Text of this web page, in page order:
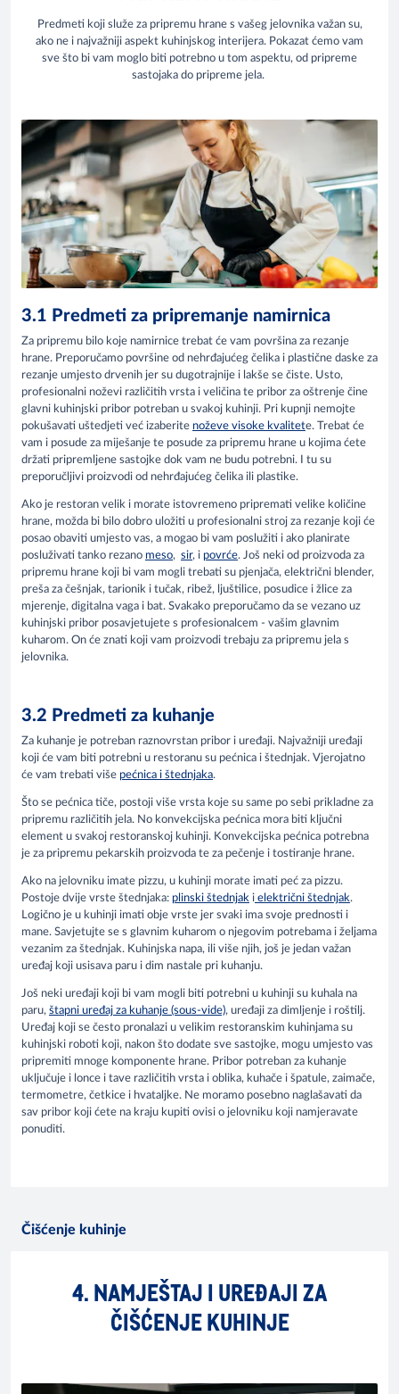
Predmeti koji služe za pripremu hrane s vašeg jelovnika važan su,
ako ne i najvažniji aspekt kuhinjskog interijera. Pokazat ćemo vam
sve što bi vam moglo biti potrebno u tom aspektu, od pripreme
sastojaka do pripreme jela.
3.1 Predmeti za pripremanje namirnica
Za pripremu bilo koje namirnice trebat će vam površina za rezanje
hrane. Preporučamo površine od nehrđajućeg čelika i plastične daske za
rezanje umjesto drvenih jer su dugotrajnije i lakše se čiste. Usto,
profesionalni noževi različitih vrsta i veličina te pribor za oštrenje čine
glavni kuhinjski pribor potreban u svakoj kuhinji. Pri kupnji nemojte
pokušavati uštedjeti već izaberite noževe visoke kvalitete. Trebat će
vam i posude za miješanje te posude za pripremu hrane u kojima ćete
držati pripremljene sastojke dok vam ne budu potrebni. I tu su
preporučljivi proizvodi od nehrđajućeg čelika ili plastike.
Ako je restoran velik i morate istovremeno pripremati velike količine
hrane, možda bi bilo dobro uložiti u profesionalni stroj za rezanje koji će
posao obaviti umjesto vas, a mogao bi vam poslužiti i ako planirate
posluživati tanko rezano meso, sir, i povrće. Još neki od proizvoda za
pripremu hrane koji bi vam mogli trebati su pjenjača, električni blender,
preša za češnjak, tarionik i tučak, ribež, ljuštilice, posudice i žlice za
mjerenje, digitalna vaga i bat. Svakako preporučamo da se vezano uz
kuhinjski pribor posavjetujete s profesionalcem - vašim glavnim
kuharom. On će znati koji vam proizvodi trebaju za pripremu jela s
jelovnika.
3.2 Predmeti za kuhanje
Za kuhanje je potreban raznovrstan pribor i uređaji. Najvažniji uređaji
koji će vam biti potrebni u restoranu su pećnica i štednjak. Vjerojatno
će vam trebati više pećnica i štednjaka.
Što se pećnica tiče, postoji više vrsta koje su same po sebi prikladne za
pripremu različitih jela. No konvekcijska pećnica mora biti ključni
element u svakoj restoranskoj kuhinji. Konvekcijska pećnica potrebna
je za pripremu pekarskih proizvoda te za pečenje i tostiranje hrane.
Ako na jelovniku imate pizzu, u kuhinji morate imati peć za pizzu.
Postoje dvije vrste štednjaka: plinski štednjak i električni štednjak.
Logično je u kuhinji imati obje vrste jer svaki ima svoje prednosti i
mane. Savjetujte se s glavnim kuharom o njegovim potrebama i željama
vezanim za štednjak. Kuhinjska napa, ili više njih, još je jedan važan
uređaj koji usisava paru i dim nastale pri kuhanju.
Još neki uređaji koji bi vam mogli biti potrebni u kuhinji su kuhala na
paru, štapni uređaj za kuhanje (sous-vide), uređaji za dimljenje i roštilj.
Uređaj koji se često pronalazi u velikim restoranskim kuhinjama su
kuhinjski roboti koji, nakon što dodate sve sastojke, mogu umjesto vas
pripremiti mnoge komponente hrane. Pribor potreban za kuhanje
uključuje i lonce i tave različitih vrsta i oblika, kuhače i špatule, zaimače,
termometre, četkice i hvataljke. Ne moramo posebno naglašavati da
sav pribor koji ćete na kraju kupiti ovisi o jelovniku koji namjeravate
ponuditi.
Čišćenje kuhinje
4. NAMJEŠTAJ I UREĐAJI ZA
ČIŠĆENJE KUHINJE